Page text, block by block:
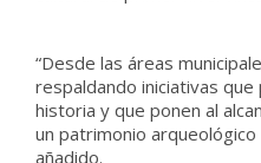
“Desde las áreas
respaldando iniciativas
historia y que ponen al
un patrimonio
añadido.